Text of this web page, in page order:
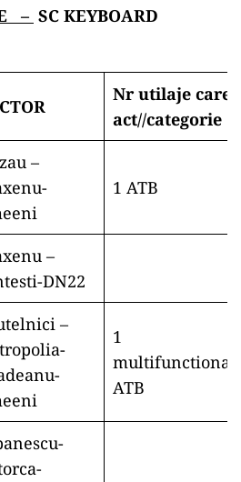
– SC KEYBOARD
Nr utilaje care
act//categorie
–
1 ATB
–
DN22
–
1
ATB